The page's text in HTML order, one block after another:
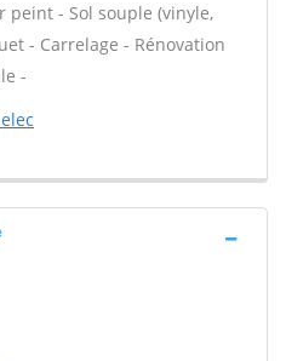
peint - Sol souple (vinyle,
- Carrelage - Rénovation
-